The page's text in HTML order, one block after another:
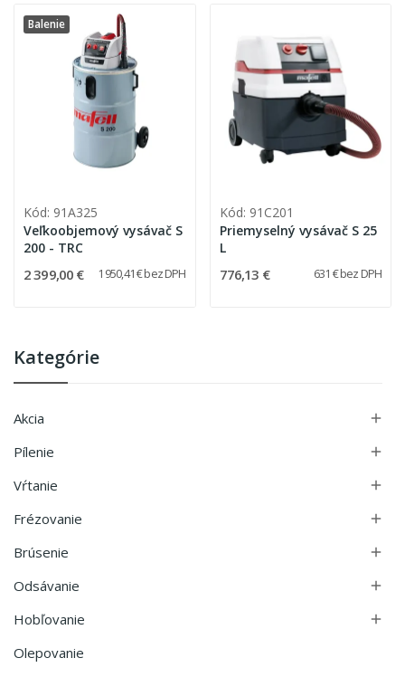
Kategórie
Akcia 
Pílenie 
Vŕtanie 
Frézovanie 
Brúsenie 
Odsávanie 
Hobľovanie 
Olepovanie
Balenie
Kód: 91A325
Veľkoobjemový vysávač S
200 - TRC
2 399,00 € 1 950,41 € bez DPH
Kód: 91C201
Priemyselný vysávač S 25
L
776,13 € 631 € bez DPH